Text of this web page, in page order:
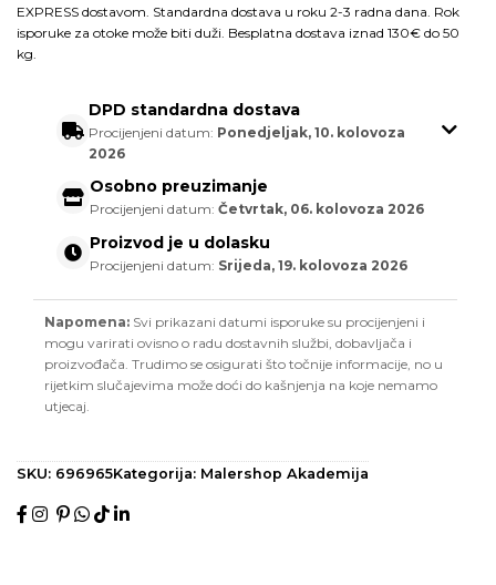
EXPRESS dostavom. Standardna dostava u roku 2-3 radna dana. Rok
isporuke za otoke može biti duži. Besplatna dostava iznad 130€ do 50
kg.
DPD standardna dostava
Procijenjeni datum: Ponedjeljak, 10. kolovoza
2026
Osobno preuzimanje
Procijenjeni datum: Četvrtak, 06. kolovoza 2026
Proizvod je u dolasku
Procijenjeni datum: Srijeda, 19. kolovoza 2026
Napomena: Svi prikazani datumi isporuke su procijenjeni i
mogu varirati ovisno o radu dostavnih službi, dobavljača i
proizvođača. Trudimo se osigurati što točnije informacije, no u
rijetkim slučajevima može doći do kašnjenja na koje nemamo
utjecaj.
SKU: 696965Kategorija: Malershop Akademija